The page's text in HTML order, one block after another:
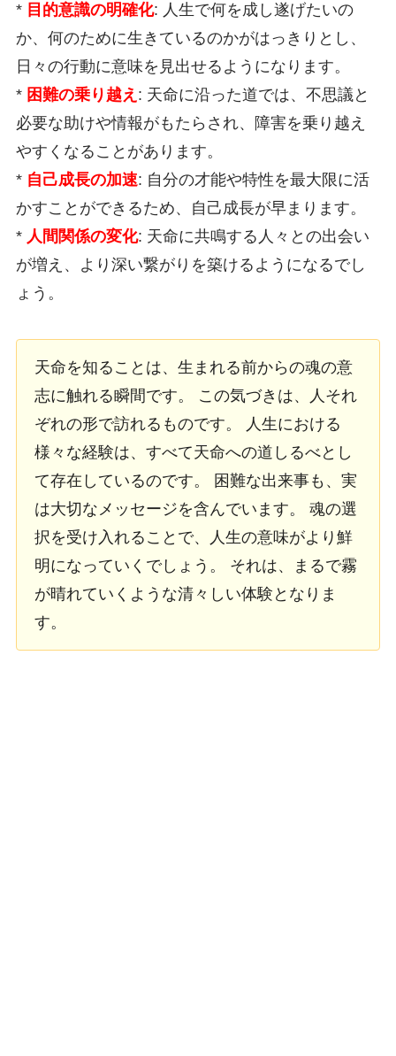
* 目的意識の明確化: 人生で何を成し遂げたいの
か、何のために生きているのかがはっきりとし、
日々の行動に意味を見出せるようになります。
* 困難の乗り越え : 天命に沿った道では、不思議と
必要な助けや情報がもたらされ、障害を乗り越え
やすくなることがあります。
* 自己成長の加速: 自分の才能や特性を最大限に活
かすことができるため、自己成長が早まります。
* 人間関係の変化: 天命に共鳴する人々との出会い
が増え、より深い繋がりを築けるようになるでし
ょう。
天命を知ることは、生まれる前からの魂の意
志に触れる瞬間です。 この気づきは、人それ
ぞれの形で訪れるものです。 人生における
様々な経験は、すべて天命への道しるべとし
て存在しているのです。 困難な出来事も、実
は大切なメッセージを含んでいます。 魂の選
択を受け入れることで、人生の意味がより鮮
明になっていくでしょう。 それは、まるで霧
が晴れていくような清々しい体験となりま
す。